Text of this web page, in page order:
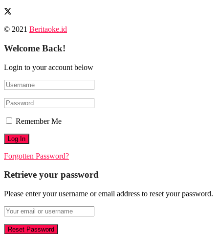
© 2021 Beritaoke.id
Welcome Back!
Login to your account below
Remember Me
Forgotten Password?
Retrieve your password
Please enter your username or email address to reset your password.